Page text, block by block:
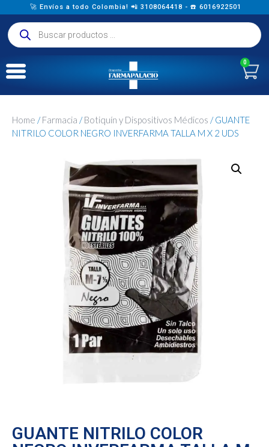
🚀 Envíos a todo Colombia! 📲 3108064418 - ☎️ 6016922501
0
Home /Farmacia /Botiquín y Dispositivos Médicos / GUANTE
NITRILO COLOR NEGRO INVERFARMA TALLA M X 2 UDS
GUANTE NITRILO COLOR